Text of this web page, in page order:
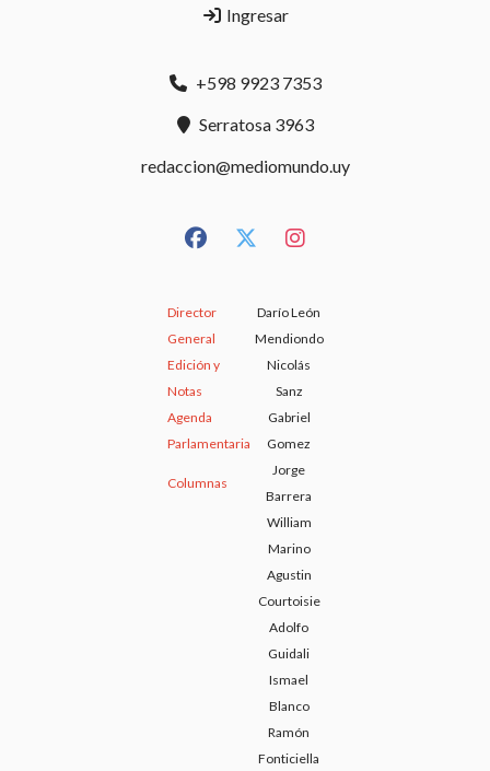
Ingresar
Director
General
Darío León
Mendiondo
Edición y
Notas
Nicolás
Sanz
Agenda
Parlamentaria
Gabriel
Gomez
Columnas
Jorge
Barrera
William
Marino
Agustin
Courtoisie
Adolfo
Guidali
Ismael
Blanco
Ramón
Fonticiella
+598 9923 7353
Serratosa 3963
redaccion@mediomundo.uy